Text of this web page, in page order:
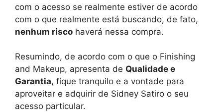
com o acesso se realmente estiver de acordo
com o que realmente está buscando, de fato,
nenhum risco haverá nessa compra.
Resumindo, de acordo com o que o Finishing
and Makeup, apresenta de Qualidade e
Garantia, fique tranquilo e a vontade para
aproveitar e adquirir de Sidney Satiro o seu
acesso particular.